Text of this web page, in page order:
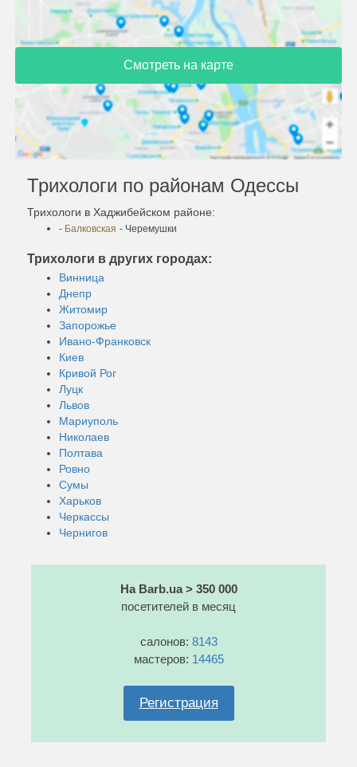
Смотреть на карте
Трихологи по районам Одессы
Трихологи в Хаджибейском районе:
- Балковская - Черемушки
Трихологи в других городах:
Винница
Днепр
Житомир
Запорожье
Ивано-Франковск
Киев
Кривой Рог
Луцк
Львов
Мариуполь
Николаев
Полтава
Ровно
Сумы
Харьков
Черкассы
Чернигов
На Barb.ua > 350 000
посетителей в месяц
салонов: 8143
мастеров: 14465
Регистрация